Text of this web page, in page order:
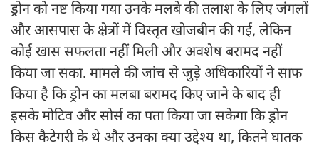
ड्रोन को नष्ट किया गया उनके मलबे की तलाश के लिए जंगलों
और आसपास के क्षेत्रों में विस्तृत खोजबीन की गई, लेकिन
कोई खास सफलता नहीं मिली और अवशेष बरामद नहीं
किया जा सका. मामले की जांच से जुड़े अधिकारियों ने साफ
किया है कि ड्रोन का मलबा बरामद किए जाने के बाद ही
इसके मोटिव और सोर्स का पता किया जा सकेगा कि ड्रोन
किस कैटेगरी के थे और उनका क्या उद्देश्य था, कितने घातक